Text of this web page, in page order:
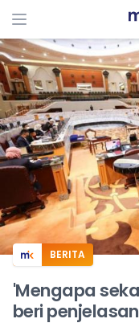
BERITA
'Mengapa
beri